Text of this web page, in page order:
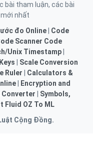
bài tham luận, các bài
nhất
đo Online
Code
Scanner Code
Unix Timestamp
Scale Conversion
Ruler
Calculators &
|
Encryption and
Converter
Symbols,
Fluid OZ To ML
Cộng Đồng.